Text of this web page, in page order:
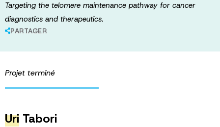
Targeting the telomere maintenance pathway for cancer
diagnostics and therapeutics.
PARTAGER
Projet terminé
Uri Tabori